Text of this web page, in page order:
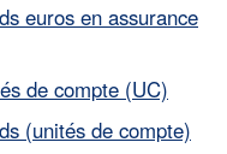
euros en assurance
de compte (UC)
(unités de compte)